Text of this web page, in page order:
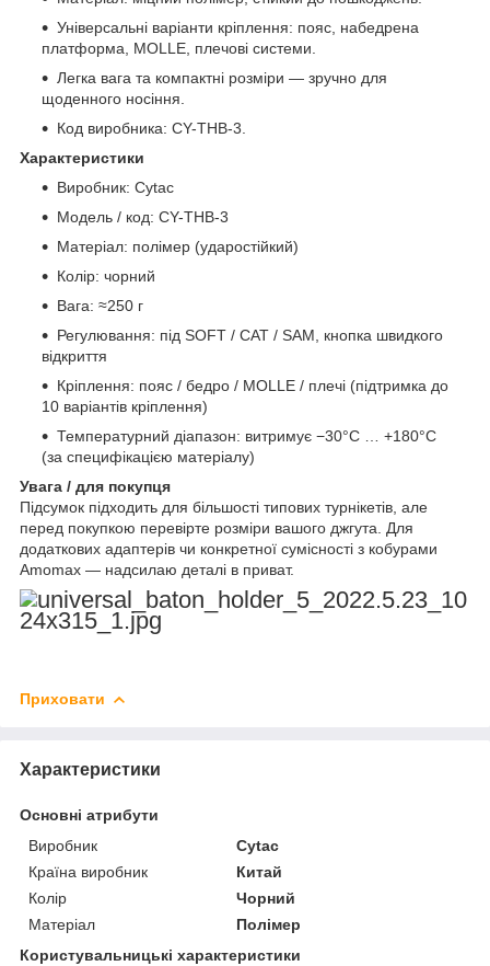
Універсальні варіанти кріплення: пояс, набедрена
платформа, MOLLE, плечові системи.
Легка вага та компактні розміри — зручно для
щоденного носіння.
Код виробника: CY-THB-3.
Характеристики
Виробник: Cytac
Модель / код: CY-THB-3
Матеріал: полімер (ударостійкий)
Колір: чорний
Вага: ≈250 г
Регулювання: під SOFT / CAT / SAM, кнопка швидкого
відкриття
Кріплення: пояс / бедро / MOLLE / плечі (підтримка до
10 варіантів кріплення)
Температурний діапазон: витримує −30°C … +180°C
(за специфікацією матеріалу)
Увага / для покупця
Підсумок підходить для більшості типових турнікетів, але
перед покупкою перевірте розміри вашого джгута. Для
додаткових адаптерів чи конкретної сумісності з кобурами
Amomax — надсилаю деталі в приват.
Приховати
Характеристики
Основні атрибути
Виробник
Cytac
Країна виробник
Китай
Колір
Чорний
Матеріал
Полімер
Користувальницькі характеристики